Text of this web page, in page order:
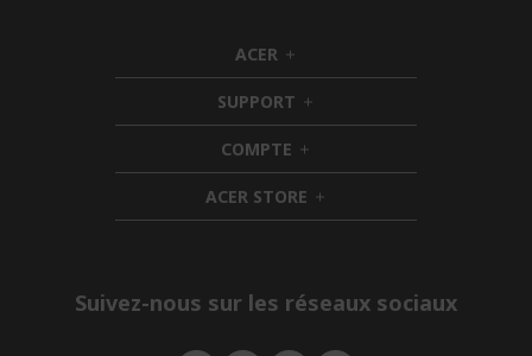
ACER h
i
d
d
e
n
SUPPORT h
i
d
d
e
n
COMPTE h
i
d
d
ACER STORE h
i
e
Suivez-nous sur les réseaux sociaux